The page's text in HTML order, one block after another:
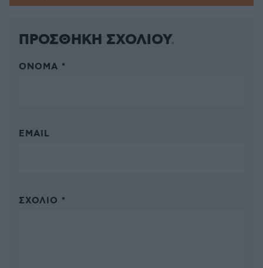
ΠΡΟΣΘΗΚΗ ΣΧΟΛΙΟΥ
ΌΝΟΜΑ *
EMAIL
ΣΧΌΛΙΟ *